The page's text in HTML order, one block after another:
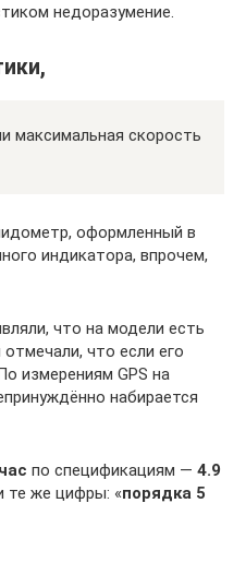
недоразумение.
максимальная скорость
оформленный в
индикатора, впрочем,
что на модели есть
что если его
измерениям GPS на
набирается
по спецификациям — 4.9
те же цифры: «порядка 5